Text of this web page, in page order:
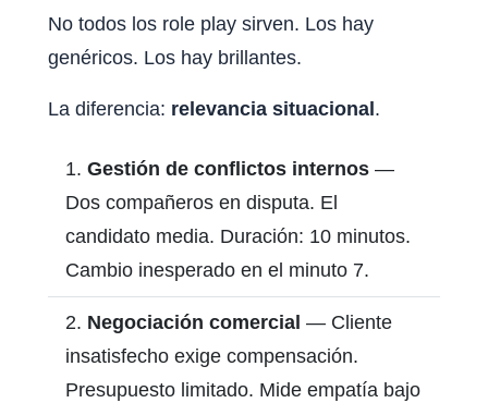
No todos los role play sirven. Los hay
genéricos. Los hay brillantes.
La diferencia: relevancia situacional .
Gestión de conflictos internos —
Dos compañeros en disputa. El
candidato media. Duración: 10 minutos.
Cambio inesperado en el minuto 7.
Negociación comercial — Cliente
insatisfecho exige compensación.
Presupuesto limitado. Mide empatía bajo